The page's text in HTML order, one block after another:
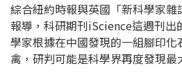
綜合紐約時報與英國「新科學家雜
報導，科研期刊iScience這週刊出
學家根據在中國發現的一組腳印
禽，研判可能是科學界再度發現最